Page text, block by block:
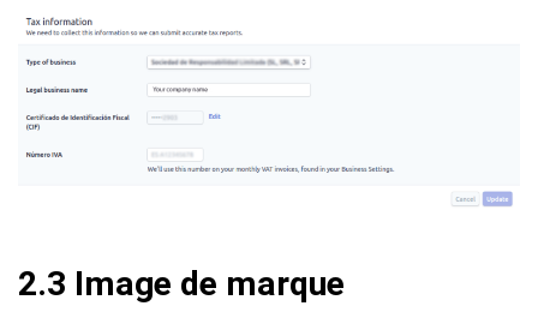
2.3 Image de marque